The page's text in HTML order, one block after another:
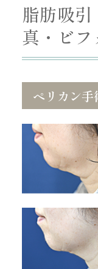
脂肪吸
真・ビ
ペリカン手